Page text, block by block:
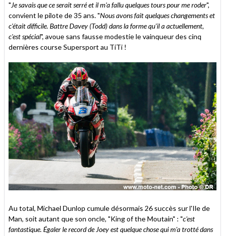
"Je savais que ce serait serré et il m'a fallu quelques tours pour me roder",
convient le pilote de 35 ans. "Nous avons fait quelques changements et
c'était difficile. Battre Davey (Todd) dans la forme qu'il a actuellement,
c'est spécial", avoue sans fausse modestie le vainqueur des cinq
dernières course Supersport au TiTi !
Au total, Michael Dunlop cumule désormais 26 succès sur l'Ile de
Man, soit autant que son oncle, "King of the Moutain" : "c'est
fantastique. Égaler le record de Joey est quelque chose qui m'a trotté dans